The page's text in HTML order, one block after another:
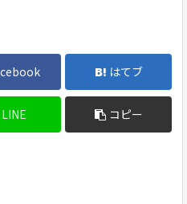
はてブ
LINE コピー